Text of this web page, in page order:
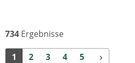
734 Ergebnisse
1 2 3 4 5 Weiter